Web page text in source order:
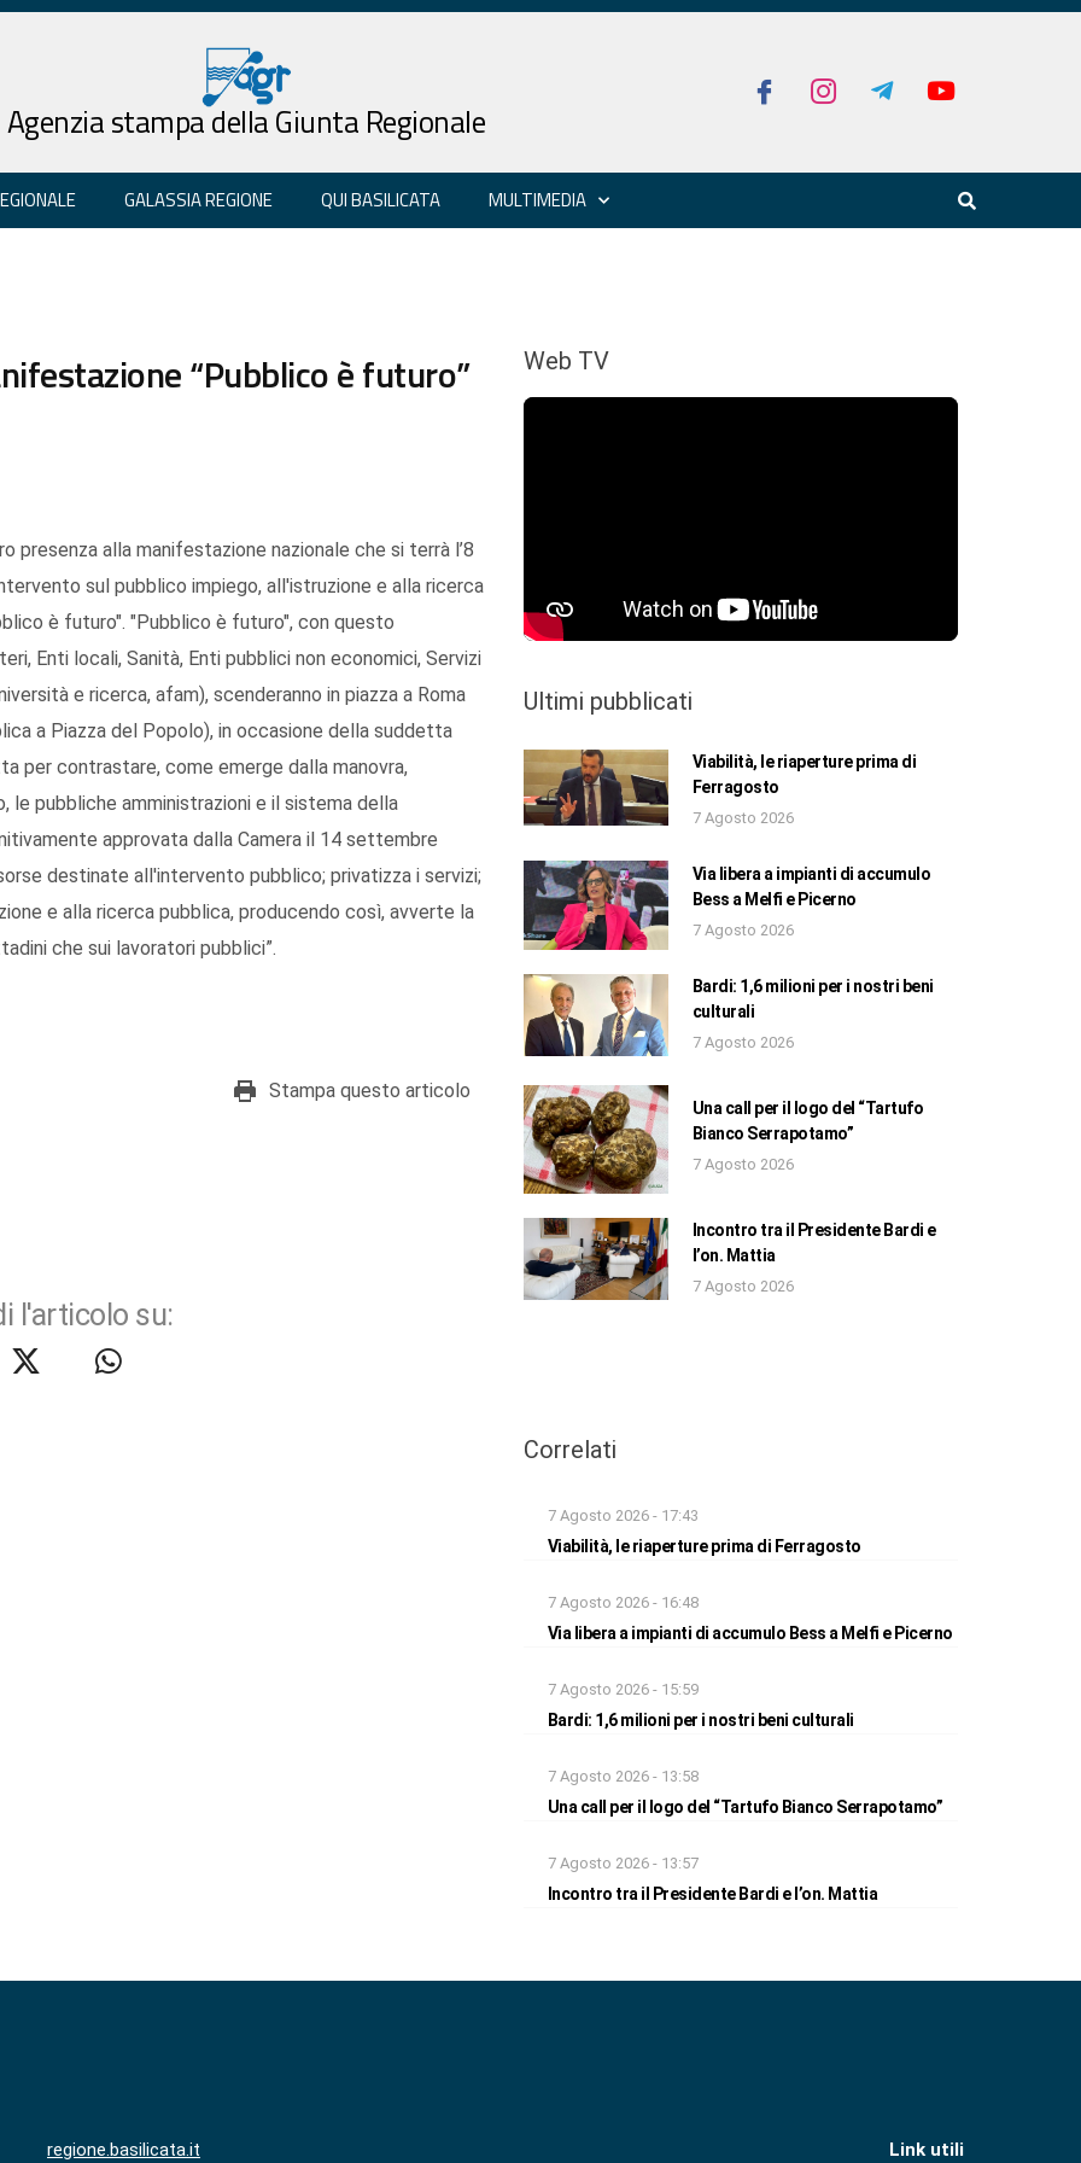
Agenzia stampa della Giunta Regionale
GALASSIA REGIONE QUI BASILICATA MULTIMEDIA
“Pubblico è futuro”
presenza alla manifestazione nazionale che si terrà l’8
sul pubblico impiego, all'istruzione e alla ricerca
è futuro". "Pubblico è futuro", con questo
Enti locali, Sanità, Enti pubblici non economici, Servizi
e ricerca, afam), scenderanno in piazza a Roma
a Piazza del Popolo), in occasione della suddetta
per contrastare, come emerge dalla manovra,
le pubbliche amministrazioni e il sistema della
approvata dalla Camera il 14 settembre
destinate all'intervento pubblico; privatizza i servizi;
e alla ricerca pubblica, producendo così, avverte la
che sui lavoratori pubblici”.
Stampa questo articolo
l'articolo su:
Web TV
Ultimi pubblicati
Viabilità, le riaperture prima di
Ferragosto
7 Agosto 2026
Via libera a impianti di accumulo
Bess a Melfi e Picerno
7 Agosto 2026
Bardi: 1,6 milioni per i nostri beni
culturali
7 Agosto 2026
Una call per il logo del “Tartufo
Bianco Serrapotamo”
7 Agosto 2026
Incontro tra il Presidente Bardi e
l’on. Mattia
7 Agosto 2026
Correlati
7 Agosto 2026 - 17:43
Viabilità, le riaperture prima di Ferragosto
7 Agosto 2026 - 16:48
Via libera a impianti di accumulo Bess a Melfi e Picerno
7 Agosto 2026 - 15:59
Bardi: 1,6 milioni per i nostri beni culturali
7 Agosto 2026 - 13:58
Una call per il logo del “Tartufo Bianco Serrapotamo”
7 Agosto 2026 - 13:57
Incontro tra il Presidente Bardi e l’on. Mattia
regione.basilicata.it Link utili